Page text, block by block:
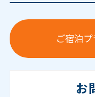
ご宿泊
お